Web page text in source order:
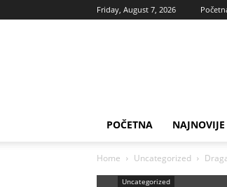
Friday, August 7, 2026
POČETNA NAJNOVIJE
Home Uncategorized
Uncategorized